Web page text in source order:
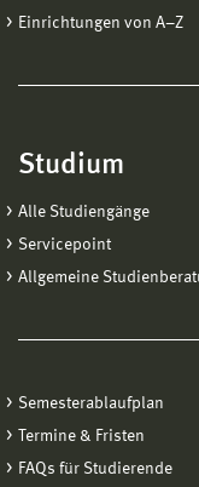
Einrichtungen von A−Z
Studium
Alle Studiengänge
Servicepoint
Allgemeine
Semesterablaufplan
Termine & Fristen
FAQs für Studierende